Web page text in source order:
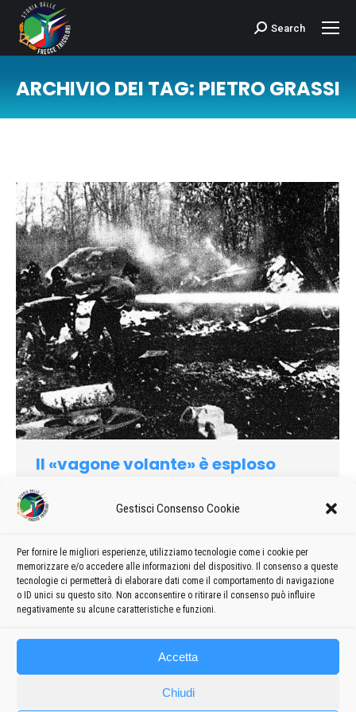
Gestisci Consenso Cookie
Per fornire le migliori esperienze, utilizziamo tecnologie come i cookie per
memorizzare e/o accedere alle informazioni del dispositivo. Il consenso a queste
tecnologie ci permetterà di elaborare dati come il comportamento di navigazione
o ID unici su questo sito. Non acconsentire o ritirare il consenso può influire
negativamente su alcune caratteristiche e funzioni.
Accetta
Chiudi
Cerca:Search
ARCHIVIO DEI TAG:PIETRO GRASSI
Il «vagone volante» è esploso
1970
Un aereo C-119 dell’Aeronautica militare è precipitato
Nello sciagura sono morti diciassette militari. Sembra che
l’incidente sia stato causata da un’avaria a uno dei due
motori.